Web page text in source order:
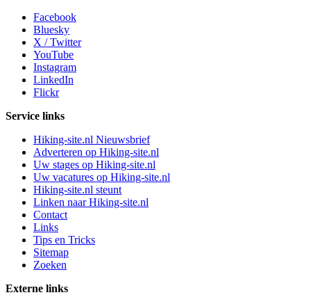
Facebook
Bluesky
X / Twitter
YouTube
Instagram
LinkedIn
Flickr
Service links
Hiking-site.nl Nieuwsbrief
Adverteren op Hiking-site.nl
Uw stages op Hiking-site.nl
Uw vacatures op Hiking-site.nl
Hiking-site.nl steunt
Linken naar Hiking-site.nl
Contact
Links
Tips en Tricks
Sitemap
Zoeken
Externe links